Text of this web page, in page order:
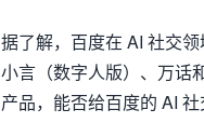
据了解，百度在 AI 社交
小言（数字人版）、万话
产品，能否给百度的 AI